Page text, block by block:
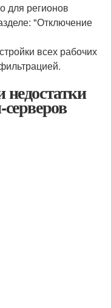
для регионов
"Отключение
всех рабочих